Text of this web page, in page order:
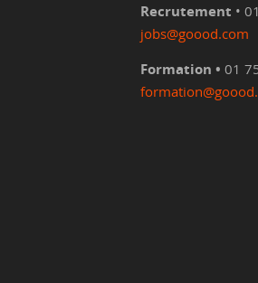
Recrutement •
jobs@goood.com
Formation • 01